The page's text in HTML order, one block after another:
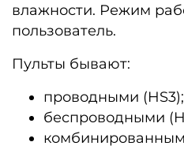
влажности. Режим
пользователь.
Пульты бывают:
проводными (HS3);
беспроводными